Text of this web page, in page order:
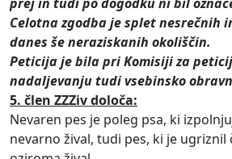
Celotna zgodba je splet nesrečnih
danes še neraziskanih okoliščin.
Peticija je bila pri Komisiji za
nadaljevanju tudi vsebinsko
5. člen ZZZiv določa:
Nevaren pes je poleg psa, ki
nevarno žival, tudi pes, ki je ugriznil